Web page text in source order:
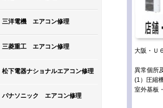
三洋電機 エアコン修理
三菱重工 エアコン修理
松下電器ナショナルエアコン修理
パナソニック エアコン修理
大阪・Ｕ
異常個所
(1）圧縮
室外基板